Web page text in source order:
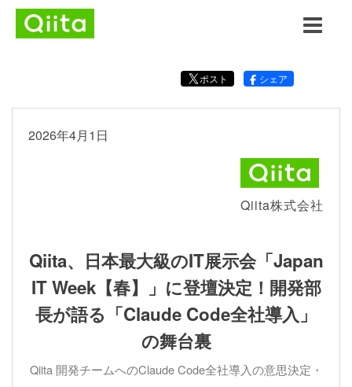
ポスト シェア
2026年4月1日
Qiita株式会社
Qiita、日本最大級のIT展示会「Japan
IT Week【春】」に登壇決定！開発部
長が語る「Claude Code全社導入」
の舞台裏
Qiita 開発チームへのClaude Code全社導入の意思決定・